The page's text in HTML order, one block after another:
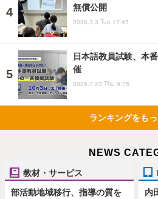
無償公開
2026.3.3 Tue 17:45
日本語教員試験、本
催
2026.7.23 Thu 9:15
ランキングをも
NEWS
教材・サービス
部活動地域移行、指導の質を
内